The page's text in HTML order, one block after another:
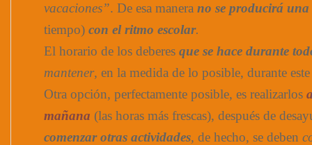
vacaciones”. De esa manera no se producirá
tiempo) con el ritmo escolar.
El horario de los deberes que se hace durante
mantener, en la medida de lo posible, durante
Otra opción, perfectamente posible, es realizarlos
mañana (las horas más frescas), después de
comenzar otras actividades, de hecho, se deben